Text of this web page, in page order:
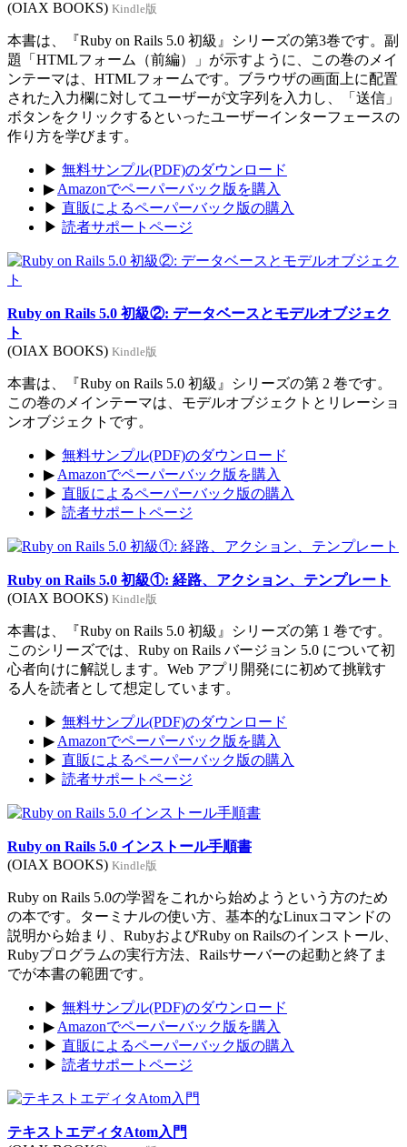
(OIAX BOOKS) Kindle版
本書は、『Ruby on Rails 5.0 初級』シリーズの第3巻です。副
題「HTMLフォーム（前編）」が示すように、この巻のメイ
ンテーマは、HTMLフォームです。ブラウザの画面上に配置
された入力欄に対してユーザーが文字列を入力し、「送信」
ボタンをクリックするといったユーザーインターフェースの
作り方を学びます。
▶ 無料サンプル(PDF)のダウンロード
▶ Amazonでペーパーバック版を購入
▶ 直販によるペーパーバック版の購入
▶ 読者サポートページ
Ruby on Rails 5.0 初級②: データベースとモデルオブジェク
ト
(OIAX BOOKS) Kindle版
本書は、『Ruby on Rails 5.0 初級』シリーズの第 2 巻です。
この巻のメインテーマは、モデルオブジェクトとリレーショ
ンオブジェクトです。
▶ 無料サンプル(PDF)のダウンロード
▶ Amazonでペーパーバック版を購入
▶ 直販によるペーパーバック版の購入
▶ 読者サポートページ
Ruby on Rails 5.0 初級①: 経路、アクション、テンプレート
(OIAX BOOKS) Kindle版
本書は、『Ruby on Rails 5.0 初級』シリーズの第 1 巻です。
このシリーズでは、Ruby on Rails バージョン 5.0 について初
心者向けに解説します。Web アプリ開発にに初めて挑戦す
る人を読者として想定しています。
▶ 無料サンプル(PDF)のダウンロード
▶ Amazonでペーパーバック版を購入
▶ 直販によるペーパーバック版の購入
▶ 読者サポートページ
Ruby on Rails 5.0 インストール手順書
(OIAX BOOKS) Kindle版
Ruby on Rails 5.0の学習をこれから始めようという方のため
の本です。ターミナルの使い方、基本的なLinuxコマンドの
説明から始まり、RubyおよびRuby on Railsのインストール、
Rubyプログラムの実行方法、Railsサーバーの起動と終了ま
でが本書の範囲です。
▶ 無料サンプル(PDF)のダウンロード
▶ Amazonでペーパーバック版を購入
▶ 直販によるペーパーバック版の購入
▶ 読者サポートページ
テキストエディタAtom入門